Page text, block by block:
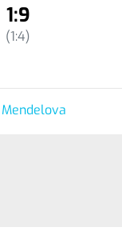
1:9
(1:4)
Mendelova